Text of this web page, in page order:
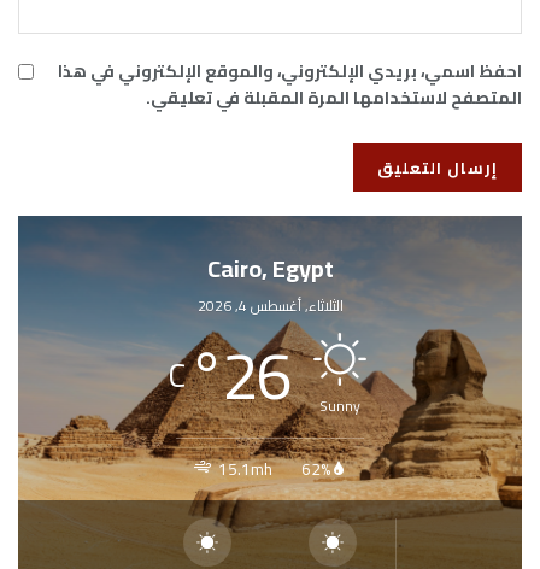
احفظ اسمي، بريدي الإلكتروني، والموقع الإلكتروني في هذا
المتصفح لاستخدامها المرة المقبلة في تعليقي.
Cairo, Egypt
الثلاثاء, أغسطس 4, 2026
Sunny
26
°
C
62%
15.1mh